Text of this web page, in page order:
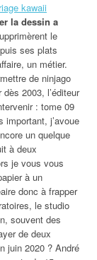
kawaii
la dessin a
le
ses plats
un métier.
de ninjago
2003, l’éditeur
: tome 09
important, j’avoue
un quelque
à deux
je vous vous
à un
donc à frapper
le studio
souvent des
de deux
juin 2020 ? André